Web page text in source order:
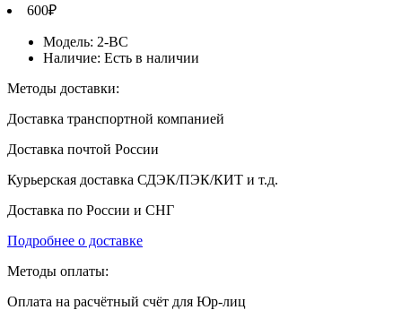
600₽
Модель: 2-ВС
Наличие: Есть в наличии
Методы доставки:
Доставка транспортной компанией
Доставка почтой России
Курьерская доставка СДЭК/ПЭК/КИТ и т.д.
Доставка по России и СНГ
Подробнее о доставке
Методы оплаты:
Оплата на расчётный счёт для Юр-лиц